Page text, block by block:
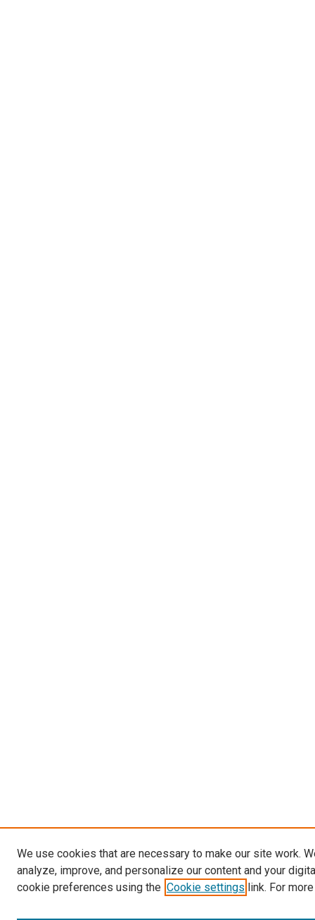
We use cookies that are necessary to make our site work.
analyze, improve, and personalize our content and your
cookie preferences using the Cookie settings link. For